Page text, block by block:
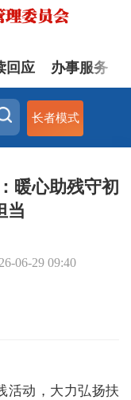
回应 办事服务
长者模式
暖心助残守初
当
06-29 09:40
活动，大力弘扬扶